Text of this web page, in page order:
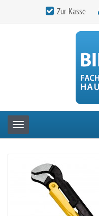
Zur Kasse
Toggle navigation